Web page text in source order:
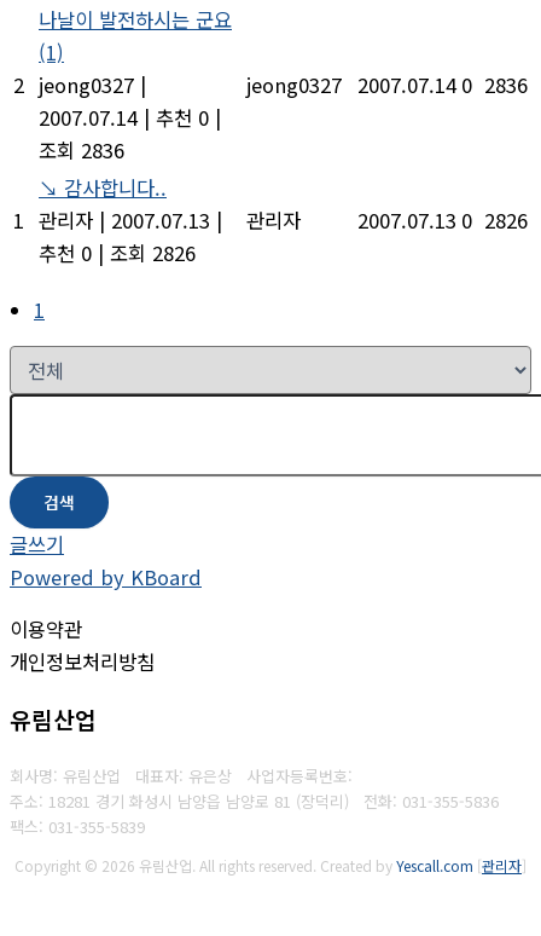
2
나날이 발전하시는 군요
(1)
jeong0327 |
2007.07.14 | 추천 0 |
조회 2836
jeong0327 2007.07.14 0 2836
1
↘ 감사합니다..
관리자 | 2007.07.13 |
추천 0 | 조회 2826
관리자 2007.07.13 0 2826
1
검색
글쓰기
Powered by KBoard
이용약관
개인정보처리방침
유림산업
회사명: 유림산업 대표자: 유은상 사업자등록번호:
주소: 18281 경기 화성시 남양읍 남양로 81 (장덕리) 전화: 031-355-5836
팩스: 031-355-5839
Copyright © 2026 유림산업. All rights reserved. Created byYescall.com [관리자]